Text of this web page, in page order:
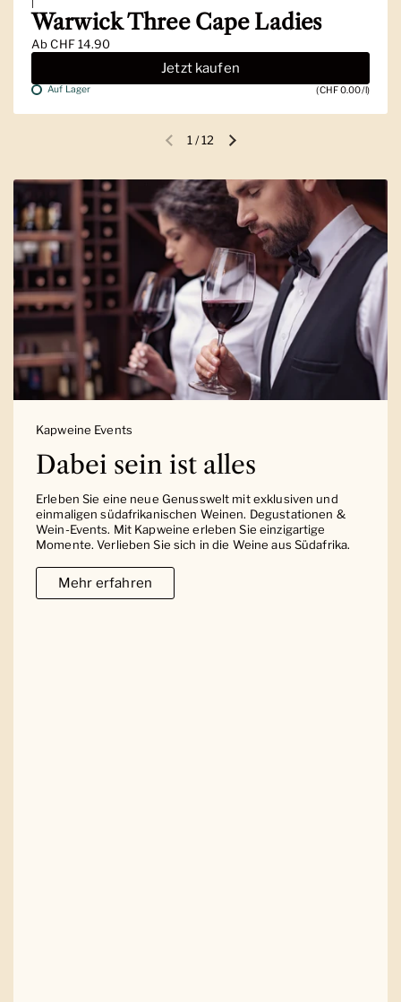
Warwick Three Cape Ladies
AbCHF 14.90
Jetzt kaufen
Auf Lager (CHF 0.00/l)
Vorherige FolieNächste Folie
1/12
Kapweine Events
Dabei sein ist alles
Erleben Sie eine neue Genusswelt mit exklusiven und
einmaligen südafrikanischen Weinen. Degustationen &
Wein-Events. Mit Kapweine erleben Sie einzigartige
Momente. Verlieben Sie sich in die Weine aus Südafrika.
Mehr erfahren